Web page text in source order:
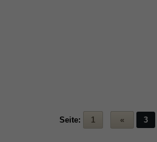
Seite: 1 « 3